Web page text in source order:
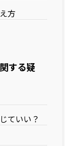
方
する疑
ていい？